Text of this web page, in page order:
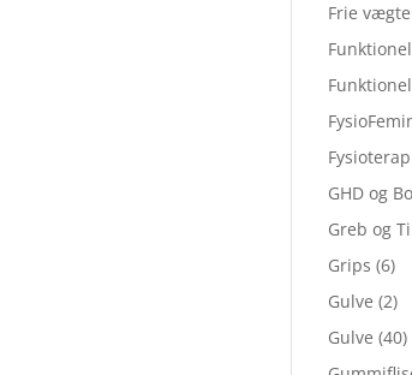
Frie
Funktionel
Funktionel
GHD og
Greb og
Grips (6)
Gulve (2)
Gulve (40)